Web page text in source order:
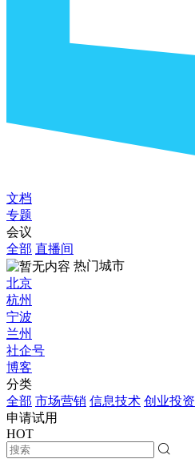
文档
专题
会议
全部 直播间
热门城市
北京
杭州
宁波
兰州
社企号
博客
分类
全部 市场营销 信息技术 创业投资
申请试用
HOT